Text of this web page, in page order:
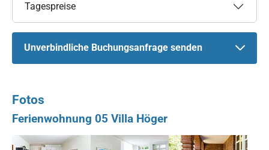
Tagespreise
Unverbindliche Buchungsanfrage senden
Fotos
Ferienwohnung 05 Villa Höger
Show larger version for:Show larger version for:Show larger version for: